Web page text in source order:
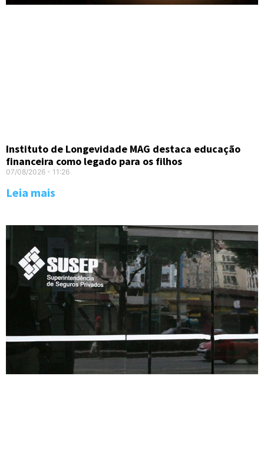
Instituto de Longevidade MAG destaca educação
financeira como legado para os filhos
07/08/2026 11:26
Leia mais